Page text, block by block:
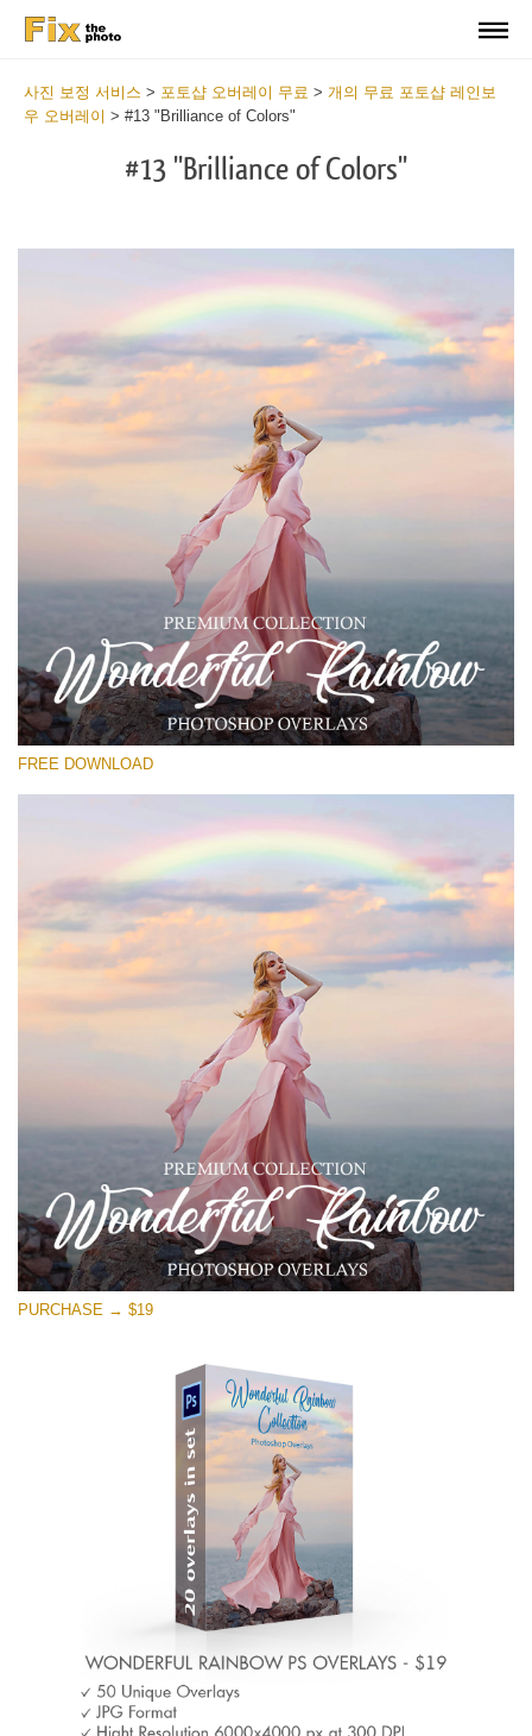
사진 보정 서비스 > 포토샵 오버레이 무료 > 개의 무료 포토샵 레인보
우 오버레이 > #13 "Brilliance of Colors"
#13 "Brilliance of Colors"
선택 해주세요
Free Rainbow Overlay #13
Small 800*533px
Wonderful Rainbow
(50 Overlays)
4 Seasons (411 Overlays)
Large 6000*4000px
Entire Collection
(1783 Overlays)
Large 6000*4000px
무료 다운로드
FREE DOWNLOAD
PURCHASE → $19